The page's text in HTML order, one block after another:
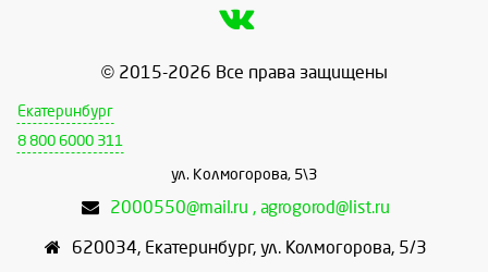
© 2015-2026 Все права защищены
Екатеринбург
8 800 6000 311
ул. Колмогорова, 5\3
2000550@mail.ru , agrogorod@list.ru
620034, Екатеринбург, ул. Колмогорова, 5/3